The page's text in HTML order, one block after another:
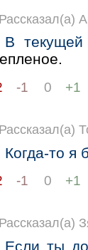
Рассказал(а)
В текущей
-1 0 +1
Рассказал(а)
Когда-то я
-1 0 +1
Рассказал(а)
Если ты